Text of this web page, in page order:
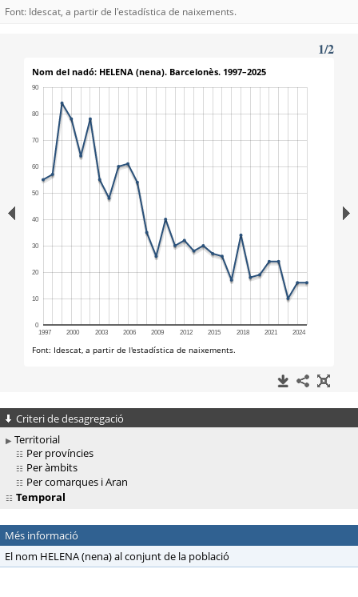
Font: Idescat, a partir de l'estadística de naixements.
Criteri de desagregació
Territorial
Per províncies
Per àmbits
Per comarques i Aran
Temporal
Més informació
El nom HELENA (nena) al conjunt de la població